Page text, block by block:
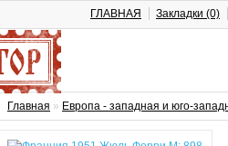
ГЛАВНАЯ Закладки (0)
Главная » Европа - западная и юго-